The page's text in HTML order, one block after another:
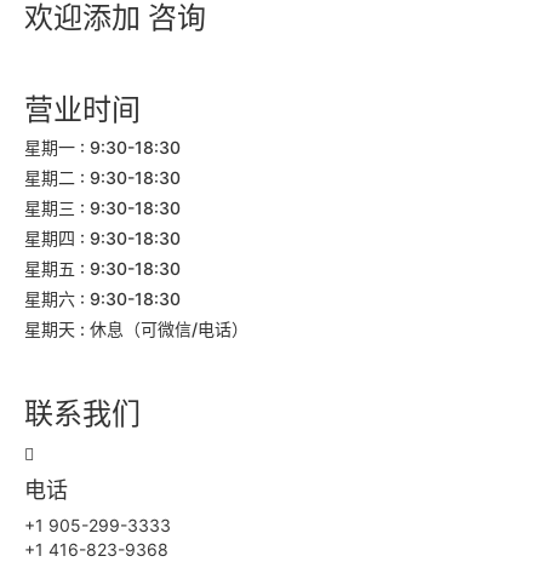
欢迎添加 咨询
营业时间
星期一 : 9:30-18:30
星期二 : 9:30-18:30
星期三 : 9:30-18:30
星期四 : 9:30-18:30
星期五 : 9:30-18:30
星期六 : 9:30-18:30
星期天 : 休息（可微信/电话）
联系我们
电话
+1 905-299-3333
+1 416-823-9368